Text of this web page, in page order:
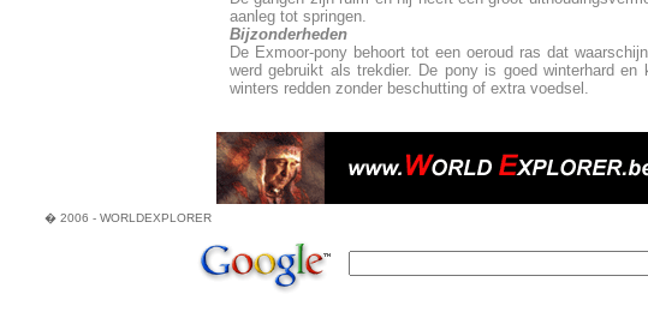
aanleg tot springen.
Bijzonderheden
De Exmoor-pony behoort tot een oeroud ras dat
werd gebruikt als trekdier. De pony is goed winterhard
winters redden zonder beschutting of extra voedsel.
� 2006 - WORLDEXPLORER